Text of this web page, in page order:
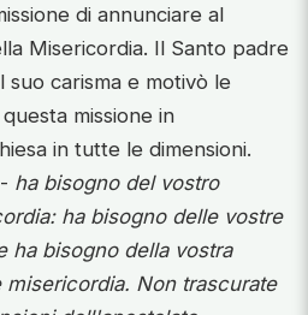
di annunciare al
Misericordia. Il Santo padre
suo carisma e motivò le
missione in
in tutte le dimensioni.
ha bisogno del vostro
ha bisogno delle vostre
ha bisogno della vostra
Non trascurate